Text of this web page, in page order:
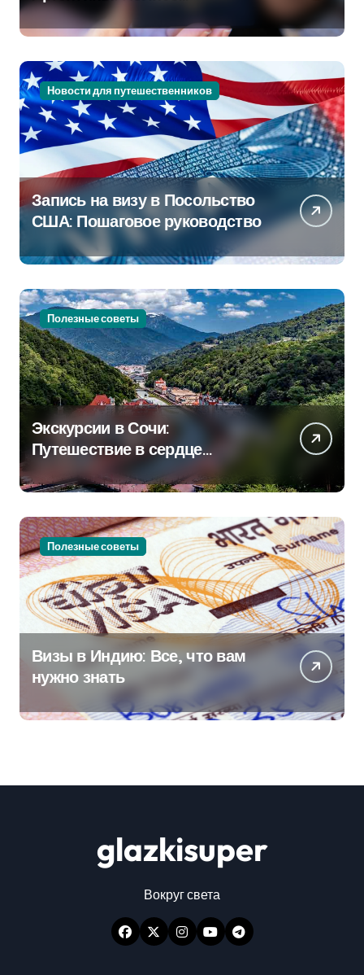
руководство
Новости для путешественников
Запись на визу в Посольство
США: Пошаговое руководство
Полезные советы
Экскурсии в Сочи:
Путешествие в сердце
Черноморского курорта
Полезные советы
Визы в Индию: Все, что вам
нужно знать
glazkisuper
Вокруг света